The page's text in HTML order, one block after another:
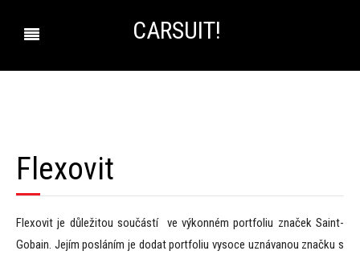
CARSUIT!
Flexovit
Flexovit je důležitou součástí ve výkonném portfoliu značek Saint-
Gobain. Jejím posláním je dodat portfoliu vysoce uznávanou značku s